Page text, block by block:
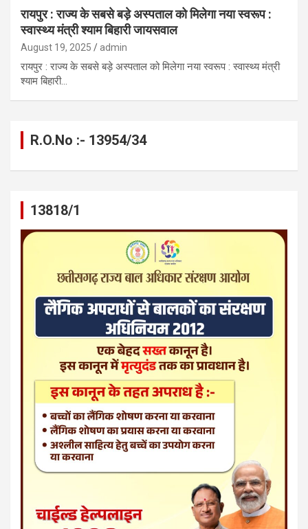
रायपुर : राज्य के सबसे बड़े अस्पताल को मिलेगा नया स्वरूप :
स्वास्थ्य मंत्री श्याम बिहारी जायसवाल
August 19, 2025 admin
रायपुर : राज्य के सबसे बड़े अस्पताल को मिलेगा नया स्वरूप : स्वास्थ्य मंत्री
श्याम बिहारी…
R.O.No :- 13954/34
13818/1